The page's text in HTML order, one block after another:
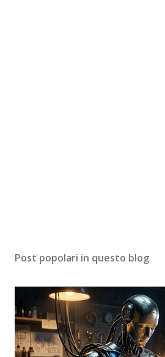
Post popolari in questo blog